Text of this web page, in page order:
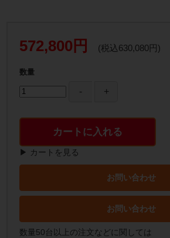
572,800円 (税込630,080円)
数量
カートに入れる
▶ カートを見る
お問い合わせ
お問い合わせ
数量50台以上の注文などに関しては